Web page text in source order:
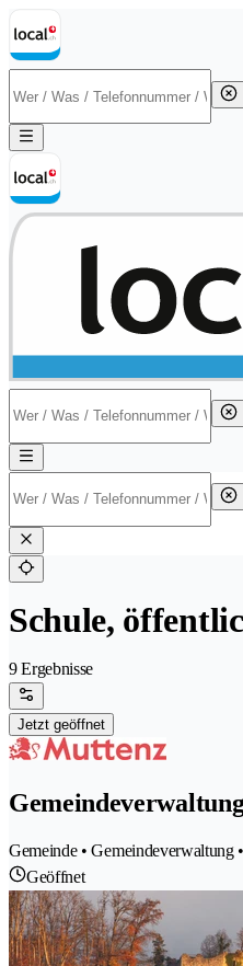
Schule,
9 Ergebnisse
Jetzt geöffnet
Gemeinde • Gemeindeverwaltung
Geöffnet